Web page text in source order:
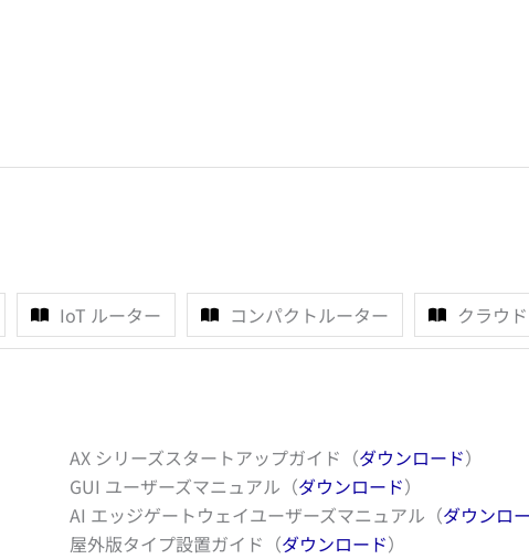
IoT ルーター コンパクトルーター クラウ
AX シリーズスタートアップガイド（ダウンロード）
GUI ユーザーズマニュアル（ダウンロード）
AI エッジゲートウェイユーザーズマニュアル（ダウンロ
屋外版タイプ設置ガイド（ダウンロード）